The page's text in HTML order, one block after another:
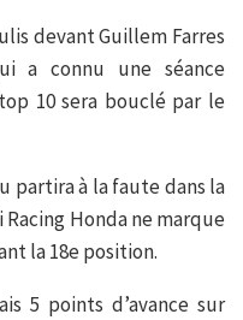
devant Guillem Farres
a connu une séance
10 sera bouclé par le
partira à la faute dans la
Honda ne marque
la 18e position.
5 points d’avance sur